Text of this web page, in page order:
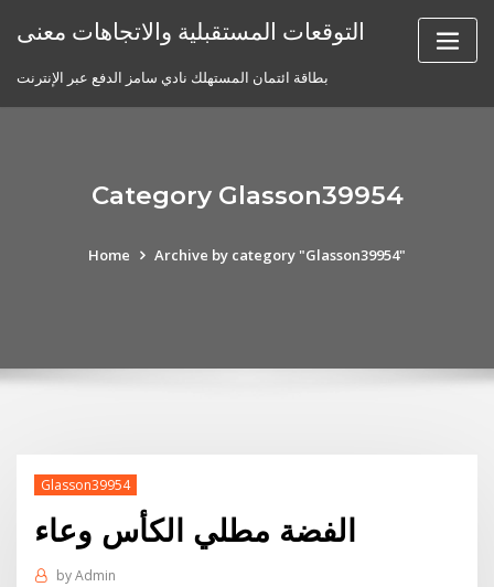
التوقعات المستقبلية والاتجاهات معنى
بطاقة ائتمان المستهلك نادي سامز الدفع عبر الإنترنت
Category Glasson39954
Home Archive by category "Glasson39954"
Glasson39954
الفضة مطلي الكأس وعاء
byAdmin